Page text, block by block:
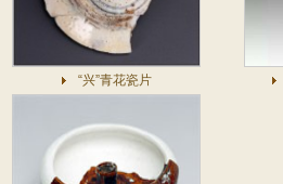
“兴”青花瓷片